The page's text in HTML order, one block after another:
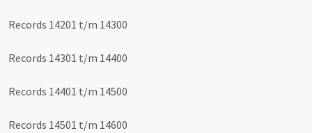
Records 14201 t/m 14300
Records 14301 t/m 14400
Records 14401 t/m 14500
Records 14501 t/m 14600